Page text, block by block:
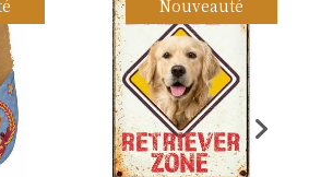
Nouveauté